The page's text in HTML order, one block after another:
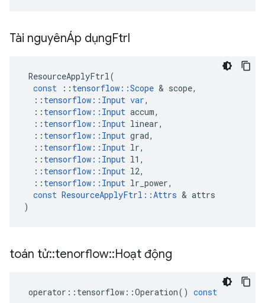
Tài nguyênÁp dụngFtrl
ResourceApplyFtrl(
const
:: tensorflow ::Scope & scope,
:: tensorflow :: Input var,
:: tensorflow :: Input accum,
:: tensorflow :: Input linear,
:: tensorflow :: Input grad,
:: tensorflow :: Input lr,
:: tensorflow :: Input l1 ,
:: tensorflow :: Input l2,
:: tensorflow :: Input lr_power,
const ResourceApplyFtrl ::Attrs & attrs
)
toán tử::tenorflow::Hoạt động
operator :: tensorflow ::Operation() const